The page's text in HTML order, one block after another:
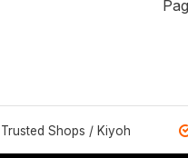
Shops / Kiyoh